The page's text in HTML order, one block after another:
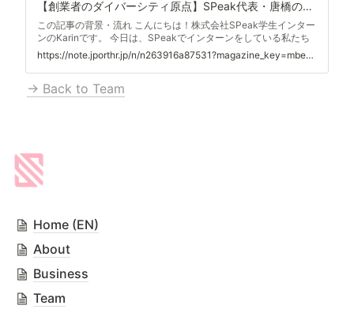
より事業集中」 伝え方 0%｜スライド 1%｜心の余裕：ー 応募前
の完成度 これまで、若手外国人材のユーザー増加・コミュニティ
のエンゲージメント高めること、企業ユーザーへの営業〜CS活動
と、採用活
【創業者のダイバーシティ原点】SPeak代表・唐橋の人生を変えた出会い｜JPort (グローバル新卒特化型キャリアプラットフォーム）
この記事の背景・流れ こんにちは！株式会社SPeak学生インター
ンのKarinです。 今日は、SPeakでインターンをしている私たち
がずっと気になっていたことを代表に取材しました！ もし、まだ
代表・唐橋の自己紹介を見ていない方がいらっしゃいましたら、
こちらより代表の自己紹介①をご覧ください。 このnoteを読ん
で、みんなでざわざわしていた部分がありました。 ”例えるなら
「初恋のきた道」で有名になったチャン・ツィイー。なんか隣に
https://note.jporthr.jp/n/n263916a87531?magazine_key=mbe40ebe98733
→ Back to Team
Home (EN)
About
Business
Team